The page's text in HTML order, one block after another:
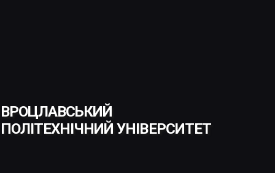
ВРОЦЛАВСЬКИЙ
ПОЛІТЕХНІЧНИЙ УНІВЕРСИТЕТ